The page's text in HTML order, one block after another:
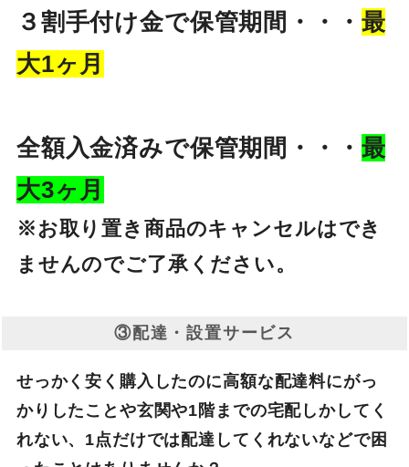
３割手付け金で保管期間・・・ 最
大1ヶ月
全額入金済みで保管期間・・・ 最
大3ヶ月
※お取り置き商品のキャンセルはでき
ませんのでご了承ください。
③配達・設置サービス
せっかく安く購入したのに高額な配達料にがっ
かりしたことや玄関や1階までの宅配しかしてく
れない、1点だけでは配達してくれないなどで困